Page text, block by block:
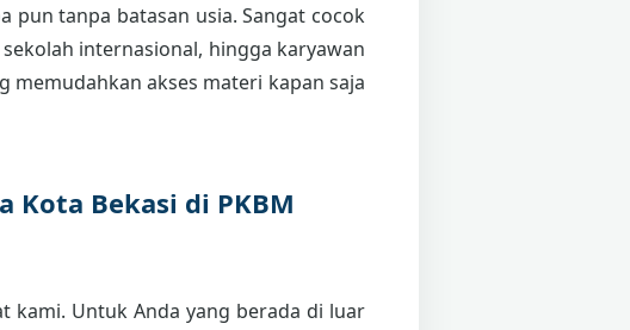
pun tanpa batasan usia. Sangat cocok
internasional, hingga karyawan
memudahkan akses materi kapan saja
Kota Bekasi di PKBM
kami. Untuk Anda yang berada di luar